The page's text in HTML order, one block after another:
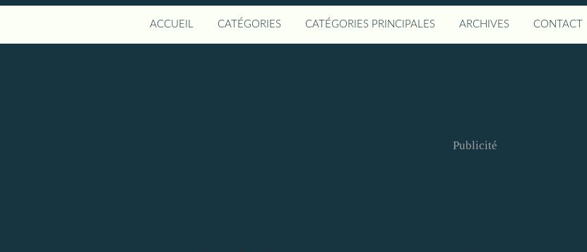
ACCUEIL CATÉGORIES CATÉGORIES PRINCIPALES ARCHIVES CONTACT
Publicité